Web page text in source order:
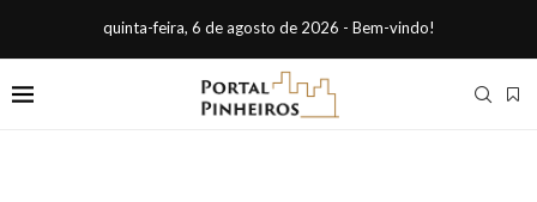
quinta-feira, 6 de agosto de 2026 - Bem-vindo!